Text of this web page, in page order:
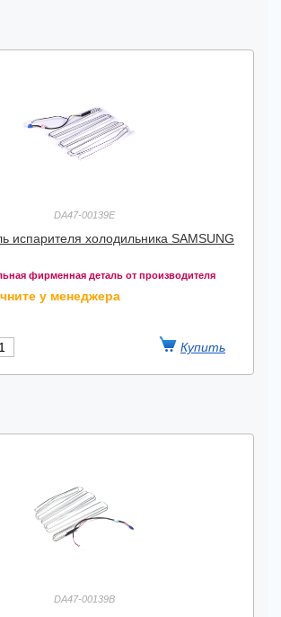
DA47-00139E
испарителя холодильника SAMSUNG
фирменная деталь от производителя
у менеджера
DA47-00139B